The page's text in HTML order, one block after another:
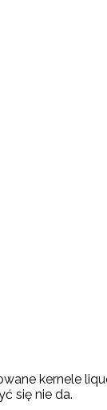
kernele
się nie da.